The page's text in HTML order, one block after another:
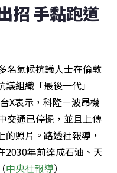
招 手黏跑道
名氣候抗議人士在倫敦
組織「最後一代」
X表示，科隆－波昂機
交通已停擺，並且上傳
照片。路透社報導，
2030年前達成石油、天
中央社報導）